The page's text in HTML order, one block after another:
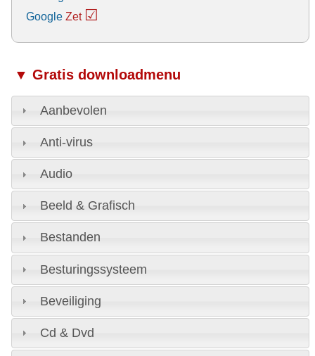
Google Zet ☑
▼ Gratis downloadmenu
Aanbevolen
Anti-virus
Audio
Beeld & Grafisch
Bestanden
Besturingssysteem
Beveiliging
Cd & Dvd